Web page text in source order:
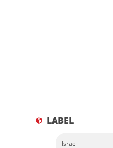
LABEL
Israel